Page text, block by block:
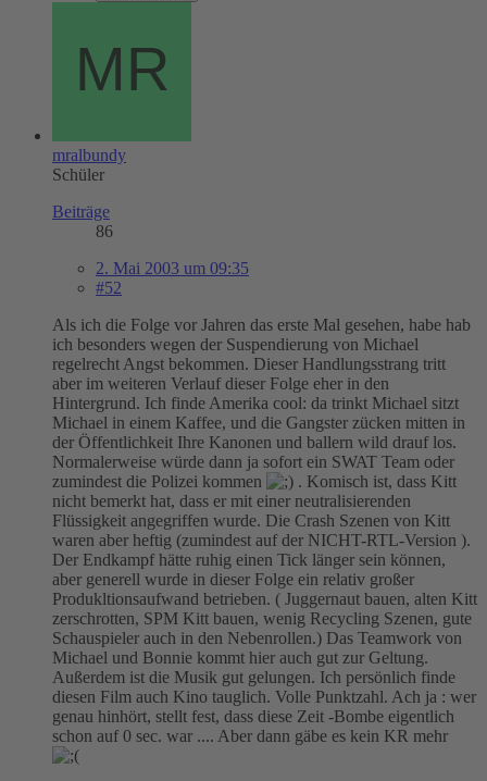
mralbundy
Schüler
Beiträge
86
2. Mai 2003 um 09:35
#52
Als ich die Folge vor Jahren das erste Mal gesehen, habe hab
ich besonders wegen der Suspendierung von Michael
regelrecht Angst bekommen. Dieser Handlungsstrang tritt
aber im weiteren Verlauf dieser Folge eher in den
Hintergrund. Ich finde Amerika cool: da trinkt Michael sitzt
Michael in einem Kaffee, und die Gangster zücken mitten in
der Öffentlichkeit Ihre Kanonen und ballern wild drauf los.
Normalerweise würde dann ja sofort ein SWAT Team oder
zumindest die Polizei kommen
. Komisch ist, dass Kitt
nicht bemerkt hat, dass er mit einer neutralisierenden
Flüssigkeit angegriffen wurde. Die Crash Szenen von Kitt
waren aber heftig (zumindest auf der NICHT-RTL-Version ).
Der Endkampf hätte ruhig einen Tick länger sein können,
aber generell wurde in dieser Folge ein relativ großer
Produkltionsaufwand betrieben. ( Juggernaut bauen, alten Kitt
zerschrotten, SPM Kitt bauen, wenig Recycling Szenen, gute
Schauspieler auch in den Nebenrollen.) Das Teamwork von
Michael und Bonnie kommt hier auch gut zur Geltung.
Außerdem ist die Musik gut gelungen. Ich persönlich finde
diesen Film auch Kino tauglich. Volle Punktzahl. Ach ja : wer
genau hinhört, stellt fest, dass diese Zeit -Bombe eigentlich
schon auf 0 sec. war .... Aber dann gäbe es kein KR mehr